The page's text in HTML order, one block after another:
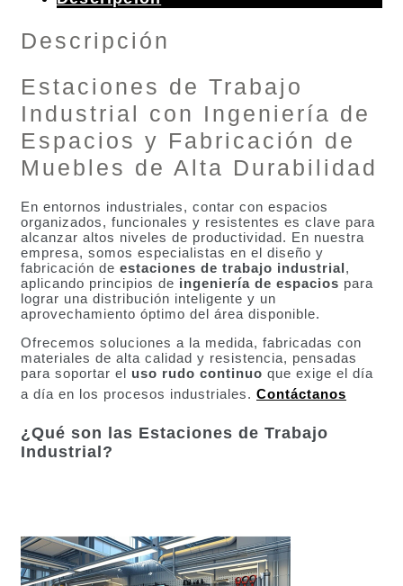
Descripción
Estaciones de Trabajo
Industrial con Ingeniería de
Espacios y Fabricación de
Muebles de Alta Durabilidad
En entornos industriales, contar con espacios
organizados, funcionales y resistentes es clave para
alcanzar altos niveles de productividad. En nuestra
empresa, somos especialistas en el diseño y
fabricación de estaciones de trabajo industrial,
aplicando principios de ingeniería de espacios para
lograr una distribución inteligente y un
aprovechamiento óptimo del área disponible.
Ofrecemos soluciones a la medida, fabricadas con
materiales de alta calidad y resistencia, pensadas
para soportar el uso rudo continuo que exige el día
a día en los procesos industriales. Contáctanos
¿Qué son las Estaciones de Trabajo
Industrial?